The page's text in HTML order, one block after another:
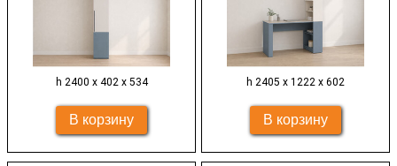
h 2400 х 402 х 534 h 2405 х 1222 х 602